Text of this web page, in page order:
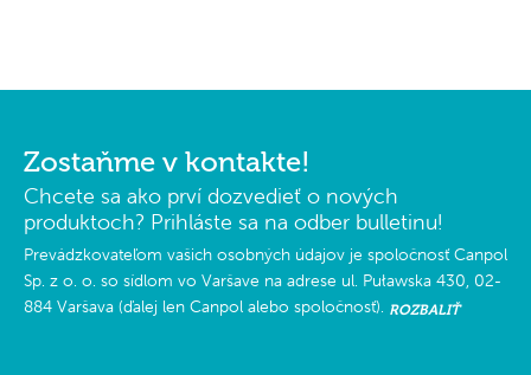
Zostaňme v kontakte!
Chcete sa ako prví dozvedieť o nových
produktoch? Prihláste sa na odber bulletinu!
Prevádzkovateľom vašich osobných údajov je spoločnosť Canpol
Sp. z o. o. so sídlom vo Varšave na adrese ul. Puławska 430, 02-
884 Varšava (ďalej len Canpol alebo spoločnosť). ROZBALIŤ